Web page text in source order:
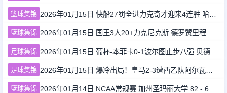
篮球集锦 2026年01月15日 快船27罚全进力克奇才迎来4连胜 哈登22+5+8 伦纳德33分4断
篮球集锦 2026年01月15日 国王3人20+力克尼克斯 德罗赞里程碑 威少11助 布伦森伤退
足球集锦 2026年01月15日 葡杯-本菲卡0-1波尔图止步八强 贝德纳雷克制胜帕夫利季斯失良机
足球集锦 2026年01月15日 爆冷出局！皇马2-3遭西乙队阿尔瓦塞特补时绝杀 无缘国王杯8强
篮球集锦